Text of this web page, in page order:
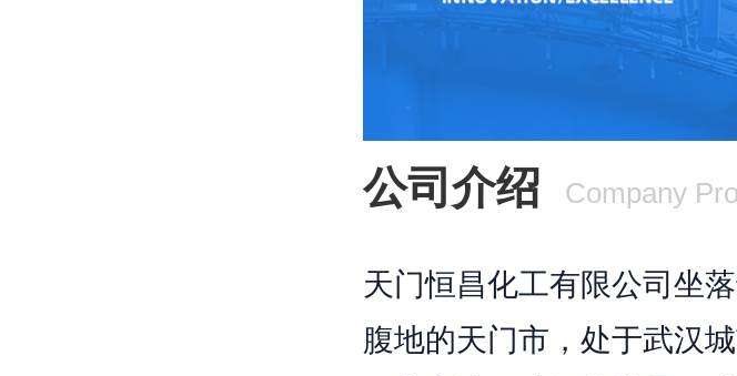
公司介绍 Company
天门恒昌化工有限公司坐
腹地的天门市，处于武汉